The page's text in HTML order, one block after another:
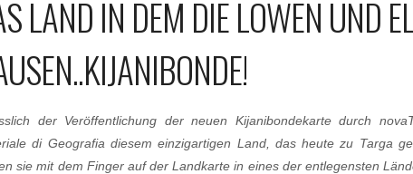
LAND IN DEM DIE LÖWEN UND
der Veröffentlichung der neuen Kijanibondekarte durch
di Geografia diesem einzigartigen Land, das heute zu Targa
sie mit dem Finger auf der Landkarte in eines der entlegensten